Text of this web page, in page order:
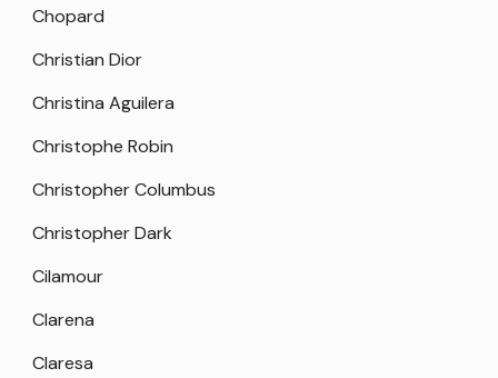
Chopard
Christian Dior
Christina Aguilera
Christophe Robin
Christopher Columbus
Christopher Dark
Cilamour
Clarena
Claresa